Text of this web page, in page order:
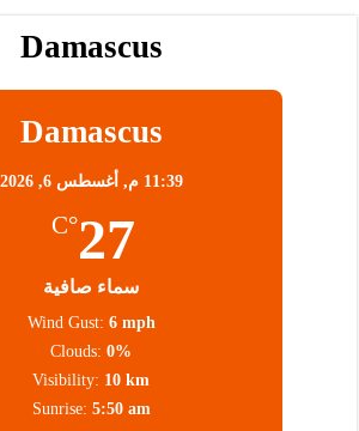
Damascus
Damascus
11:39 م, أغسطس 6, 2026
27
°C
سماء صافية
Wind Gust: 6 mph
Clouds: 0%
Visibility: 10 km
Sunrise: 5:50 am